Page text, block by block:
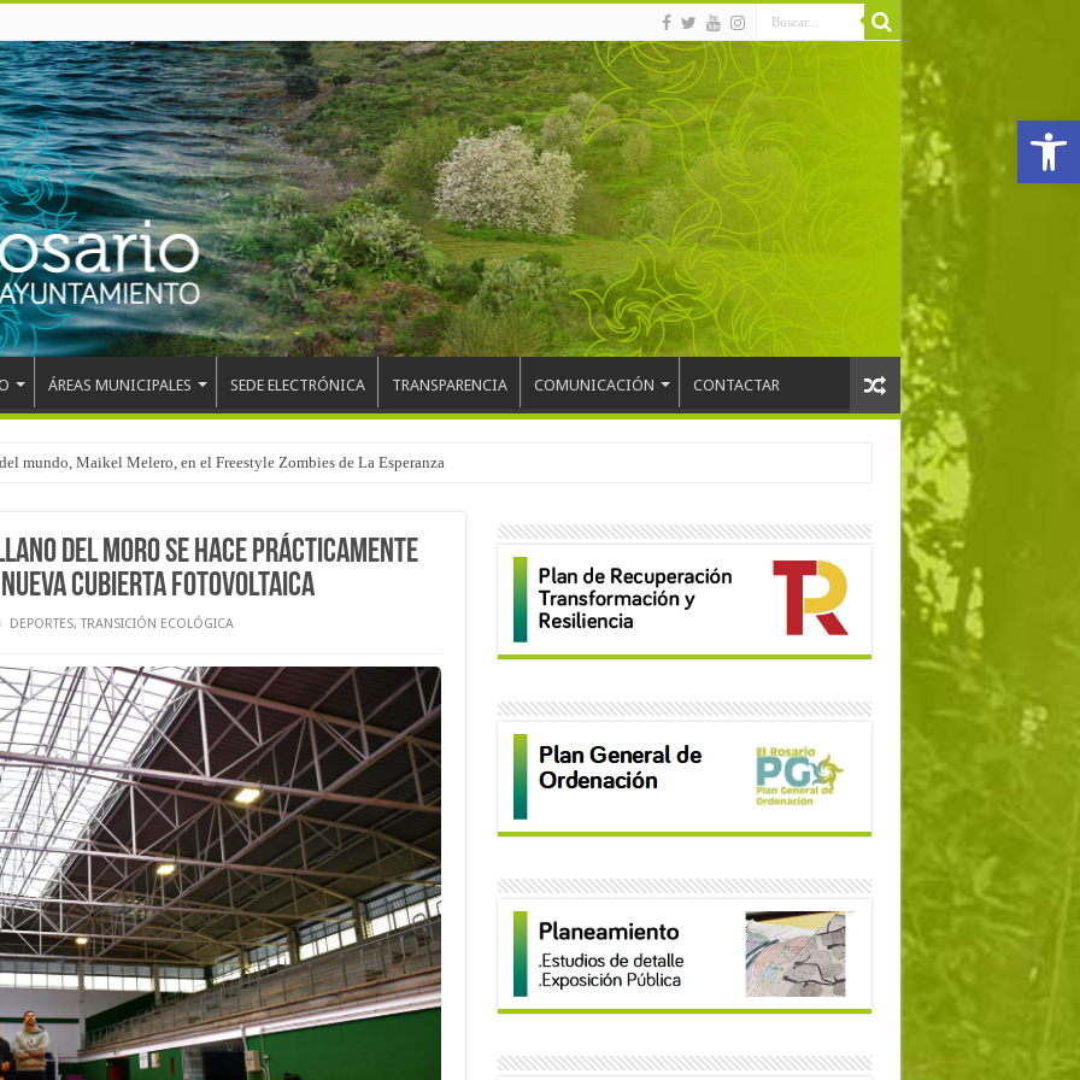
Abrir
ÁREAS MUNICIPALES SEDE ELECTRÓNICA TRANSPARENCIA COMUNICACIÓN CONTACTAR
mundo, Maikel Melero, en el Freestyle Zombies de La Esperanza
del Moro se hace prácticamente
cubierta fotovoltaica
DEPORTES,TRANSICIÓN ECOLÓGICA